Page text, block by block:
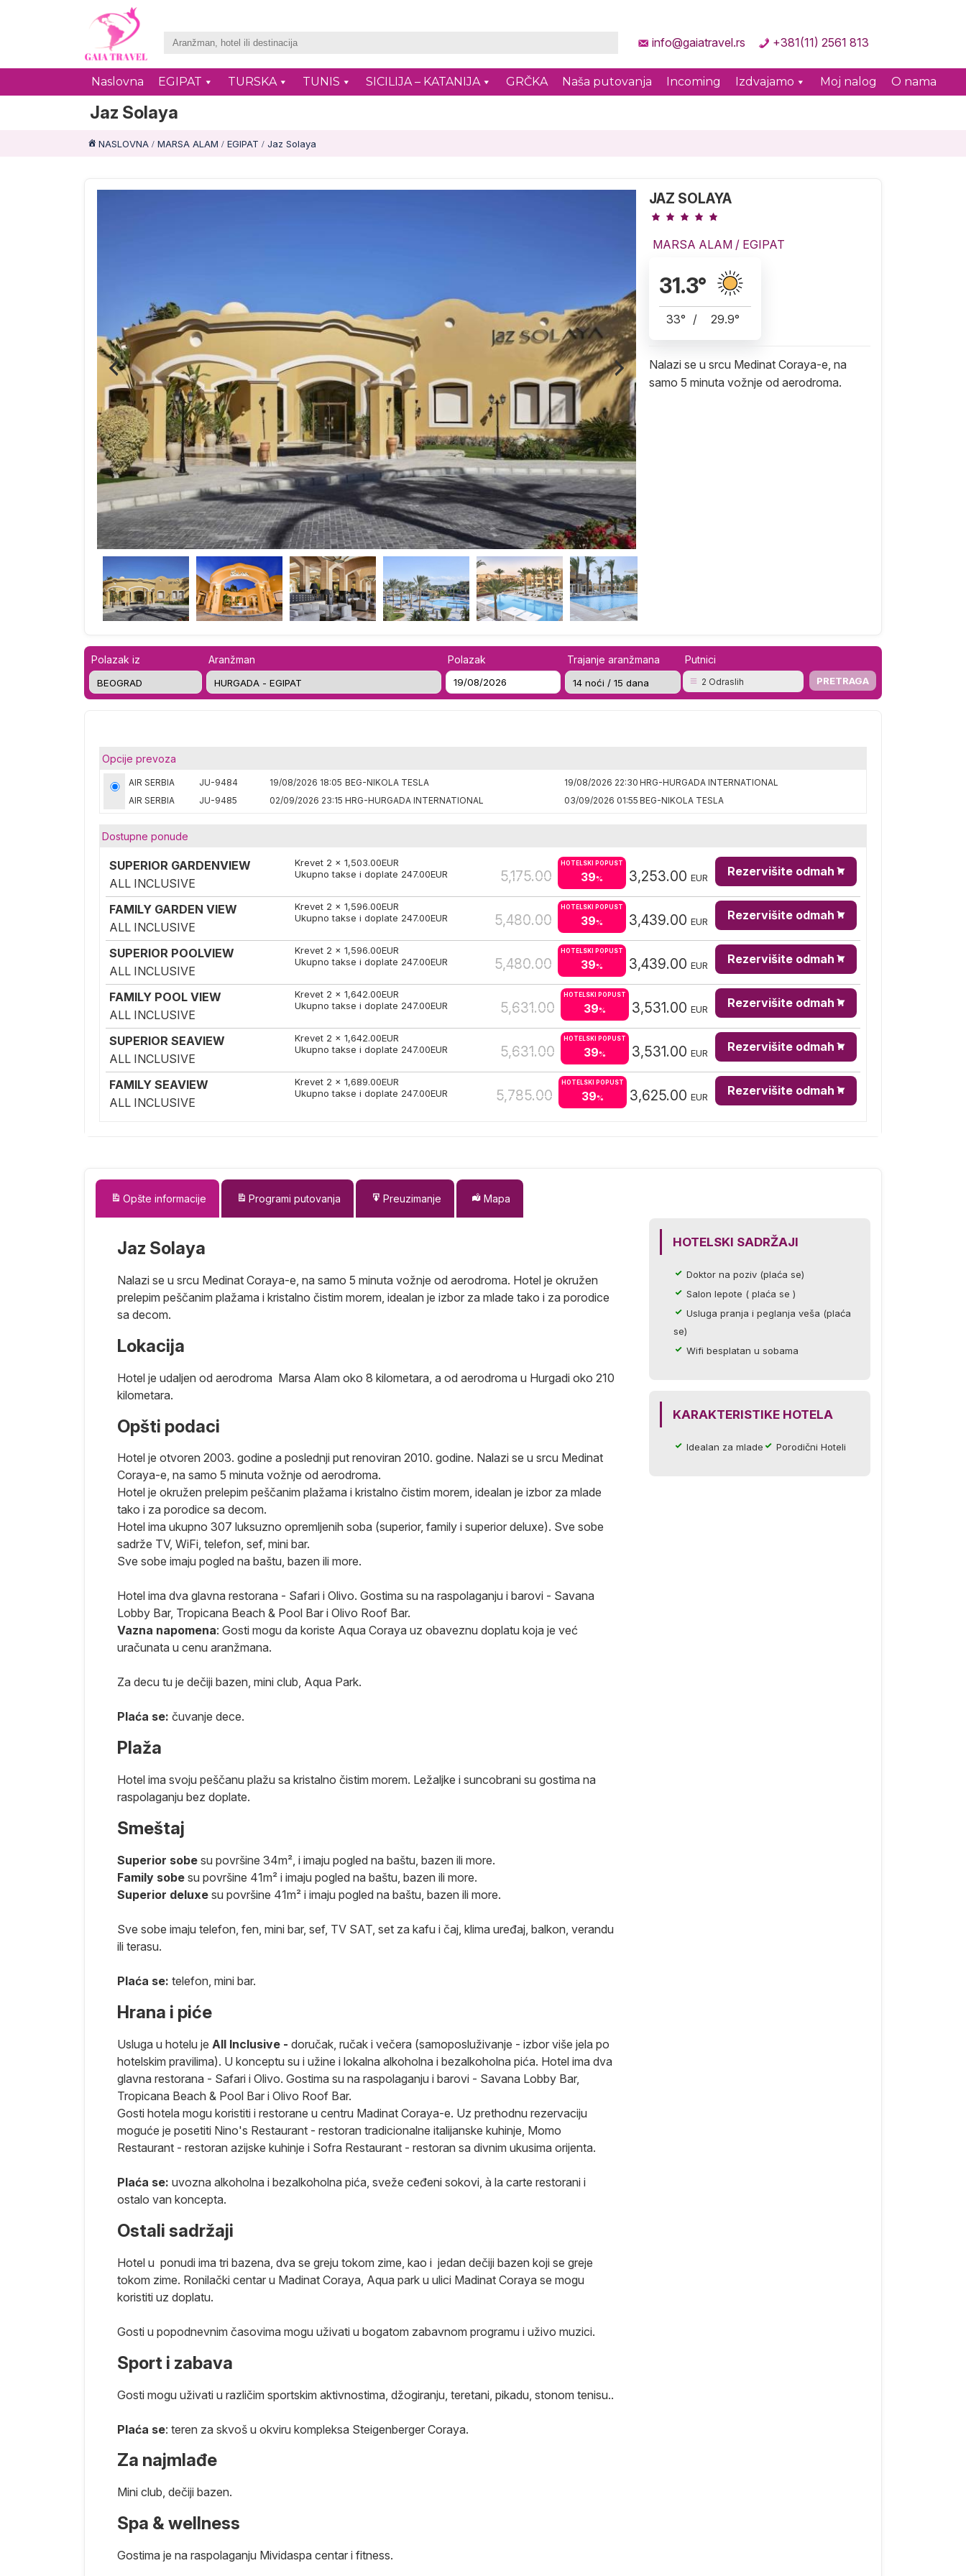
info@gaiatravel.rs +381(11) 2561 813
Naslovna EGIPAT TURSKA TUNIS SICILIJA – KATANIJA GRČKA Naša putovanja Incoming Izdvajamo Moj nalog O nama
Jaz Solaya
NASLOVNA MARSA ALAM EGIPAT Jaz Solaya
JAZ SOLAYA
MARSA ALAM/ EGIPAT
31.3°
33° / 29.9°
Nalazi se u srcu Medinat Coraya-e, na
samo 5 minuta vožnje od aerodroma.
Polazak iz Aranžman Polazak Trajanje aranžmana Putnici
2 Odraslih
Opcije prevoza
AIR SERBIA JU-9484 19/08/2026 18:05 BEG-NIKOLA TESLA 19/08/2026 22:30 HRG-HURGADA INTERNATIONAL
AIR SERBIA
JU-9485 02/09/2026 23:15 HRG-HURGADA INTERNATIONAL 03/09/2026 01:55 BEG-NIKOLA TESLA
Dostupne ponude
SUPERIOR GARDENVIEW
ALL INCLUSIVE
Krevet 2 x 1,503.00EUR
Ukupno takse i doplate 247.00EUR 5,175.00
HOTELSKI POPUST
39% 3,253.00 EUR Rezervišite odmah
FAMILY GARDEN VIEW
ALL INCLUSIVE
Krevet 2 x 1,596.00EUR
Ukupno takse i doplate 247.00EUR 5,480.00
HOTELSKI POPUST
39% 3,439.00 EUR Rezervišite odmah
SUPERIOR POOLVIEW
ALL INCLUSIVE
Krevet 2 x 1,596.00EUR
Ukupno takse i doplate 247.00EUR 5,480.00
HOTELSKI POPUST
39% 3,439.00 EUR Rezervišite odmah
FAMILY POOL VIEW
ALL INCLUSIVE
Krevet 2 x 1,642.00EUR
Ukupno takse i doplate 247.00EUR 5,631.00
HOTELSKI POPUST
39% 3,531.00 EUR Rezervišite odmah
SUPERIOR SEAVIEW
ALL INCLUSIVE
Krevet 2 x 1,642.00EUR
Ukupno takse i doplate 247.00EUR 5,631.00
HOTELSKI POPUST
39% 3,531.00 EUR Rezervišite odmah
FAMILY SEAVIEW
ALL INCLUSIVE
Krevet 2 x 1,689.00EUR
Ukupno takse i doplate 247.00EUR 5,785.00
HOTELSKI POPUST
39% 3,625.00 EUR Rezervišite odmah
Opšte informacije Programi putovanja Preuzimanje Mapa
Jaz Solaya
Nalazi se u srcu Medinat Coraya-e, na samo 5 minuta vožnje od aerodroma. Hotel je okružen
prelepim peščanim plažama i kristalno čistim morem, idealan je izbor za mlade tako i za porodice
sa decom.
Lokacija
Hotel je udaljen od aerodroma Marsa Alam oko 8 kilometara, a od aerodroma u Hurgadi oko 210
kilometara.
Opšti podaci
Hotel je otvoren 2003. godine a poslednji put renoviran 2010. godine. Nalazi se u srcu Medinat
Coraya-e, na samo 5 minuta vožnje od aerodroma.
Hotel je okružen prelepim peščanim plažama i kristalno čistim morem, idealan je izbor za mlade
tako i za porodice sa decom.
Hotel ima ukupno 307 luksuzno opremljenih soba (superior, family i superior deluxe). Sve sobe
sadrže TV, WiFi, telefon, sef, mini bar.
Sve sobe imaju pogled na baštu, bazen ili more.
Hotel ima dva glavna restorana - Safari i Olivo. Gostima su na raspolaganju i barovi - Savana
Lobby Bar, Tropicana Beach & Pool Bar i Olivo Roof Bar.
Vazna napomena: Gosti mogu da koriste Aqua Coraya uz obaveznu doplatu koja je već
uračunata u cenu aranžmana.
Za decu tu je dečiji bazen, mini club, Aqua Park.
Plaća se: čuvanje dece.
Plaža
Hotel ima svoju peščanu plažu sa kristalno čistim morem. Ležaljke i suncobrani su gostima na
raspolaganju bez doplate.
Smeštaj
Superior sobe su površine 34m², i imaju pogled na baštu, bazen ili more.
Family sobe su površine 41m² i imaju pogled na baštu, bazen ili more.
Superior deluxe su površine 41m² i imaju pogled na baštu, bazen ili more.
Sve sobe imaju telefon, fen, mini bar, sef, TV SAT, set za kafu i čaj, klima uređaj, balkon, verandu
ili terasu.
Plaća se: telefon, mini bar.
Hrana i piće
Usluga u hotelu je All Inclusive - doručak, ručak i večera (samoposluživanje - izbor više jela po
hotelskim pravilima). U konceptu su i užine i lokalna alkoholna i bezalkoholna pića. Hotel ima dva
glavna restorana - Safari i Olivo. Gostima su na raspolaganju i barovi - Savana Lobby Bar,
Tropicana Beach & Pool Bar i Olivo Roof Bar.
Gosti hotela mogu koristiti i restorane u centru Madinat Coraya-e. Uz prethodnu rezervaciju
moguće je posetiti Nino's Restaurant - restoran tradicionalne italijanske kuhinje, Momo
Restaurant - restoran azijske kuhinje i Sofra Restaurant - restoran sa divnim ukusima orijenta.
Plaća se: uvozna alkoholna i bezalkoholna pića, sveže ceđeni sokovi, à la carte restorani i
ostalo van koncepta.
Ostali sadržaji
Hotel u ponudi ima tri bazena, dva se greju tokom zime, kao i jedan dečiji bazen koji se greje
tokom zime. Ronilački centar u Madinat Coraya, Aqua park u ulici Madinat Coraya se mogu
koristiti uz doplatu.
Gosti u popodnevnim časovima mogu uživati u bogatom zabavnom programu i uživo muzici.
Sport i zabava
Gosti mogu uživati u različim sportskim aktivnostima, džogiranju, teretani, pikadu, stonom tenisu..
Plaća se: teren za skvoš u okviru kompleksa Steigenberger Coraya.
Za najmlađe
Mini club, dečiji bazen.
Spa & wellness
Gostima je na raspolaganju Mividaspa centar i fitness.
HOTELSKI SADRŽAJI
Doktor na poziv (plaća se)
Salon lepote ( plaća se )
Usluga pranja i peglanja veša (plaća
se)
Wifi besplatan u sobama
KARAKTERISTIKE HOTELA
Idealan za mlade Porodični Hoteli